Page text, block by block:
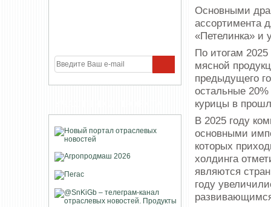
Основными
ассортимента
«Петелинка» и
По итогам
мясной
предыдущего
остальные
курицы в
В 2025 году
основными
которых
холдинга
являются
году